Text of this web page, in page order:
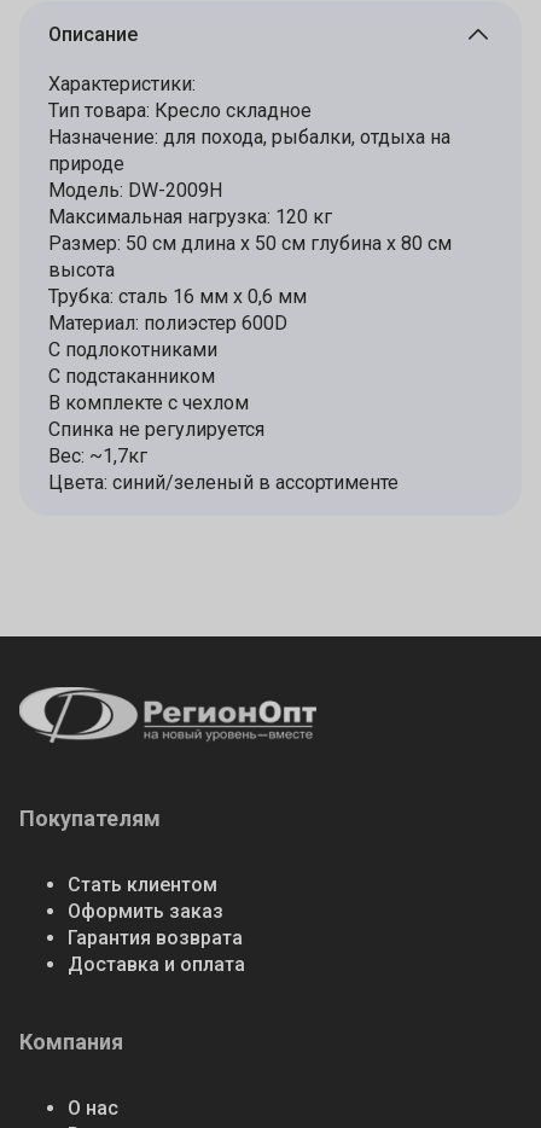
Описание
Характеристики:
Тип товара: Кресло складное
Назначение: для похода, рыбалки, отдыха на
природе
Модель: DW-2009H
Максимальная нагрузка: 120 кг
Размер: 50 см длина x 50 см глубина x 80 см
высота
Трубка: сталь 16 мм x 0,6 мм
Материал: полиэстер 600D
С подлокотниками
С подстаканником
В комплекте с чехлом
Спинка не регулируется
Вес: ~1,7кг
Цвета: синий/зеленый в ассортименте
Покупателям
Стать клиентом
Оформить заказ
Гарантия возврата
Доставка и оплата
Компания
О нас